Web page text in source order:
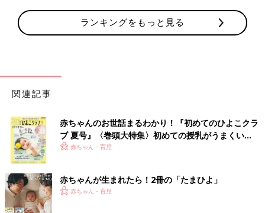
ランキングをもっと見る
関連記事
赤ちゃんのお世話まるわかり！『初めてのひよこクラ
ブ 夏号』〈巻頭大特集〉初めての授乳がうまくい
く！ おっぱい・ミルクの基本と夏のトラブル 解決テ
赤ちゃん・育児
赤ちゃんが生まれたら！2冊の「たまひよ」
赤ちゃん・育児